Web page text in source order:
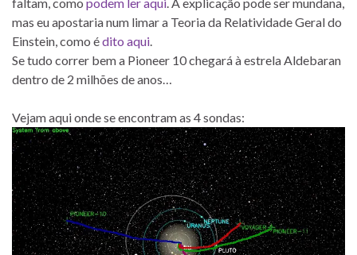
faltam, como podem ler aqui. A explicação pode ser mundana,
mas eu apostaria num limar a Teoria da Relatividade Geral do
Einstein, como édito aqui.
Se tudo correr bem a Pioneer 10 chegará à estrela Aldebaran
dentro de 2 milhões de anos…
Vejam aqui onde se encontram as 4 sondas: